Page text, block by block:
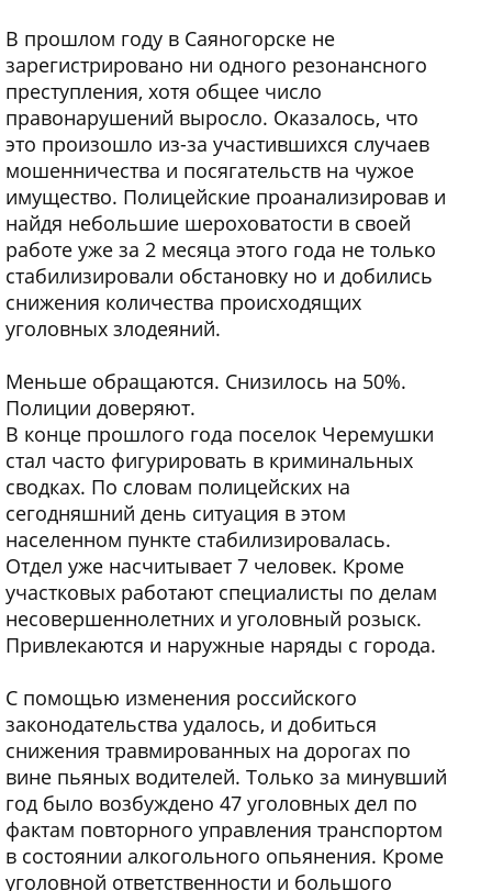
В прошлом году в Саяногорске не
зарегистрировано ни одного резонансного
преступления, хотя общее число
правонарушений выросло. Оказалось, что
это произошло из-за участившихся случаев
мошенничества и посягательств на чужое
имущество. Полицейские проанализировав и
найдя небольшие шероховатости в своей
работе уже за 2 месяца этого года не только
стабилизировали обстановку но и добились
снижения количества происходящих
уголовных злодеяний.
Меньше обращаются. Снизилось на 50%.
Полиции доверяют.
В конце прошлого года поселок Черемушки
стал часто фигурировать в криминальных
сводках. По словам полицейских на
сегодняшний день ситуация в этом
населенном пункте стабилизировалась.
Отдел уже насчитывает 7 человек. Кроме
участковых работают специалисты по делам
несовершеннолетних и уголовный розыск.
Привлекаются и наружные наряды с города.
С помощью изменения российского
законодательства удалось, и добиться
снижения травмированных на дорогах по
вине пьяных водителей. Только за минувший
год было возбуждено 47 уголовных дел по
фактам повторного управления транспортом
в состоянии алкогольного опьянения. Кроме
уголовной ответственности и большого